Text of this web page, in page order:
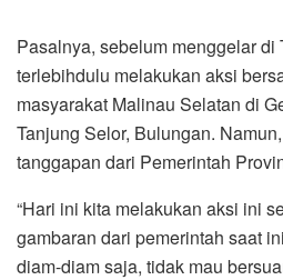
Pasalnya, sebelum menggelar di
terlebihdulu melakukan aksi
masyarakat Malinau Selatan di
Tanjung Selor, Bulungan.
tanggapan dari Pemerintah
“Hari ini kita melakukan aksi ini
gambaran dari pemerintah saat
diam-diam saja, tidak mau